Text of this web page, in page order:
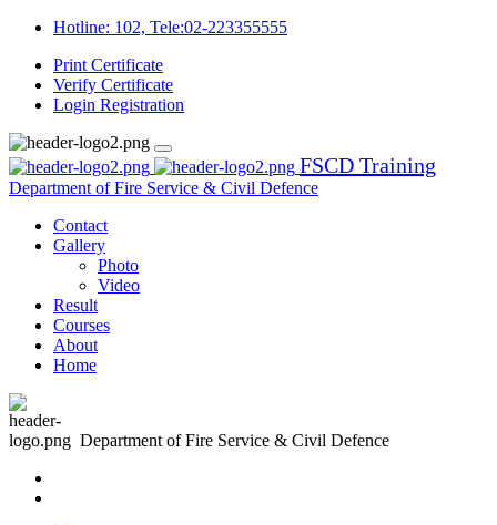
Hotline: 102, Tele:02-223355555
Print Certificate
Verify Certificate
Login Registration
FSCD Training
Department of Fire Service & Civil Defence
Contact
Gallery
Photo
Video
Result
Courses
About
Home
Department of Fire Service & Civil Defence